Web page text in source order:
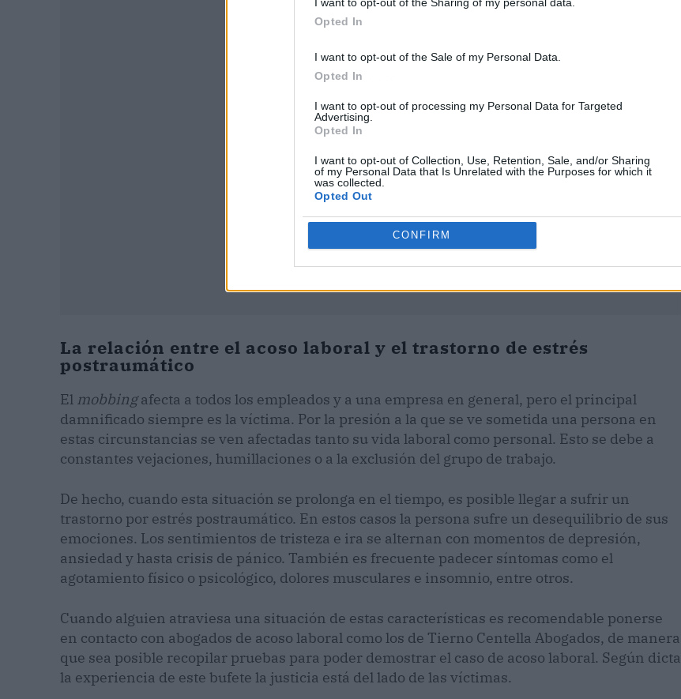
Opted In
I want to opt-out of the Sale of my Personal Data.
Opted In
I want to opt-out of processing my Personal Data for Targeted
Advertising.
Opted In
I want to opt-out of Collection, Use, Retention, Sale, and/or Sharing
of my Personal Data that Is Unrelated with the Purposes for which it
was collected.
Opted Out
CONFIRM
Publicidad
La relación entre el acoso laboral y el trastorno de estrés
postraumático
El mobbingafecta a todos los empleados y a una empresa en general, pero el principal
damnificado siempre es la víctima. Por la presión a la que se ve sometida una persona en
estas circunstancias se ven afectadas tanto su vida laboral como personal. Esto se debe a
constantes vejaciones, humillaciones o a la exclusión del grupo de trabajo.
De hecho, cuando esta situación se prolonga en el tiempo, es posible llegar a sufrir un
trastorno por estrés postraumático. En estos casos la persona sufre un desequilibrio de sus
emociones. Los sentimientos de tristeza e ira se alternan con momentos de depresión,
ansiedad y hasta crisis de pánico. También es frecuente padecer síntomas como el
agotamiento físico o psicológico, dolores musculares e insomnio, entre otros.
Cuando alguien atraviesa una situación de estas características es recomendable ponerse
en contacto con abogados de acoso laboral como los de Tierno Centella Abogados, de manera
que sea posible recopilar pruebas para poder demostrar el caso de acoso laboral. Según dicta
la experiencia de este bufete la justicia está del lado de las víctimas.